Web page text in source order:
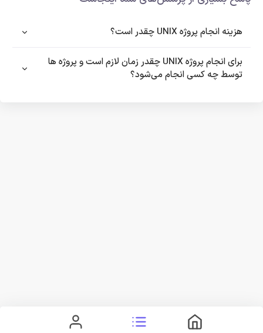
هزینه انجام پروژه UNIX چقدر است؟
برای انجام پروژه UNIX چقدر زمان لازم است و پروژه ها
توسط چه کسی انجام می‌شود؟